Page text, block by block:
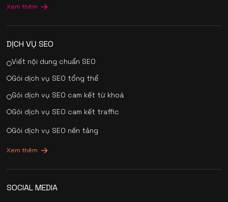
Xem thêm
DỊCH VỤ SEO
Viết nội dung chuẩn SEO
Gói dịch vụ SEO tổng thể
Gói dịch vụ SEO cam kết từ khoá
Gói dịch vụ SEO cam kết traffic
Gói dịch vụ SEO nền tảng
Xem thêm
SOCIAL MEDIA